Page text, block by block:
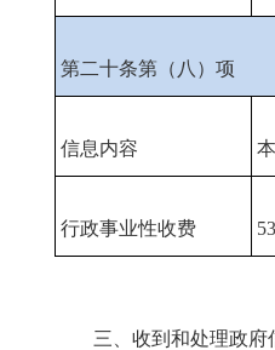
第二十条第（八）项
信息内容
行政事业性收费
三、收到和处理政